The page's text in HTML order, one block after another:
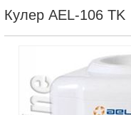
Кулер AEL-106 TK